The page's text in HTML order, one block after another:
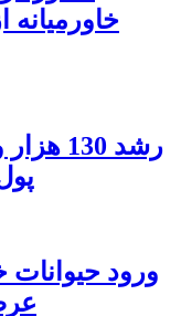
ورود حیوانات